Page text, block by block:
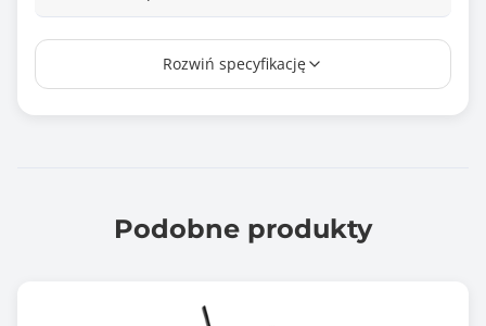
Wymiary [G x S x W] (mm)
Informacje dodatkowe
Napięcie: 5 V DC +/- 5%
Rozwiń specyfikację
Podobne produkty